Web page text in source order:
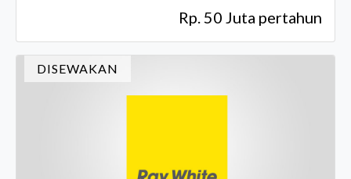
Rp. 50 Juta pertahun
DISEWAKAN